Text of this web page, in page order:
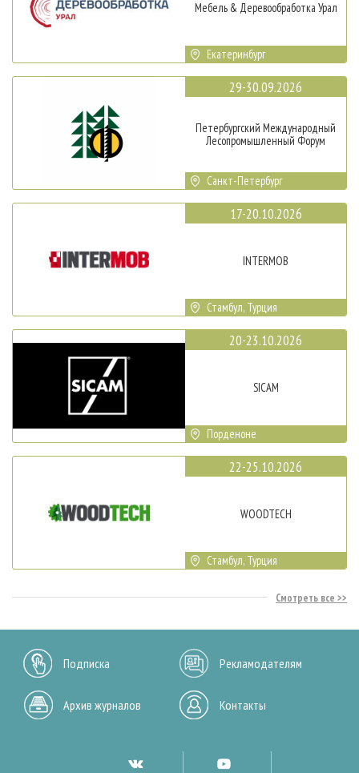
Мебель & Деревообработка Урал
Екатеринбург
29-30.09.2026
Петербургский Международный
Лесопромышленный Форум
Санкт-Петербург
17-20.10.2026
INTERMOB
Стамбул, Турция
20-23.10.2026
SICAM
Порденоне
22-25.10.2026
WOODTECH
Стамбул, Турция
Смотреть все
Подписка Рекламодателям
Архив журналов Контакты